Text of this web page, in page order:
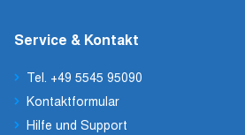
Service & Kontakt
Tel. +49 5545 95090
Kontaktformular
Hilfe und Support